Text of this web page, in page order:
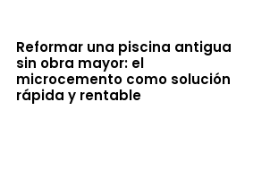
Reformar una piscina antigua
sin obra mayor: el
microcemento como solución
rápida y rentable